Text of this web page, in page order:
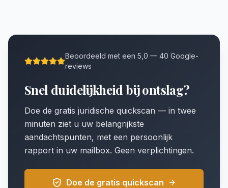
Beoordeeld met een 5,0 — 40 Google-
reviews
Snel duidelijkheid bij ontslag?
Doe de gratis juridische quickscan — in twee
minuten ziet u uw belangrijkste
aandachtspunten, met een persoonlijk
rapport in uw mailbox. Geen verplichtingen.
Doe de gratis quickscan